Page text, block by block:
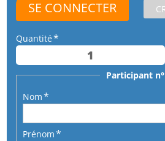
Quantité
Participant
Nom
Prénom